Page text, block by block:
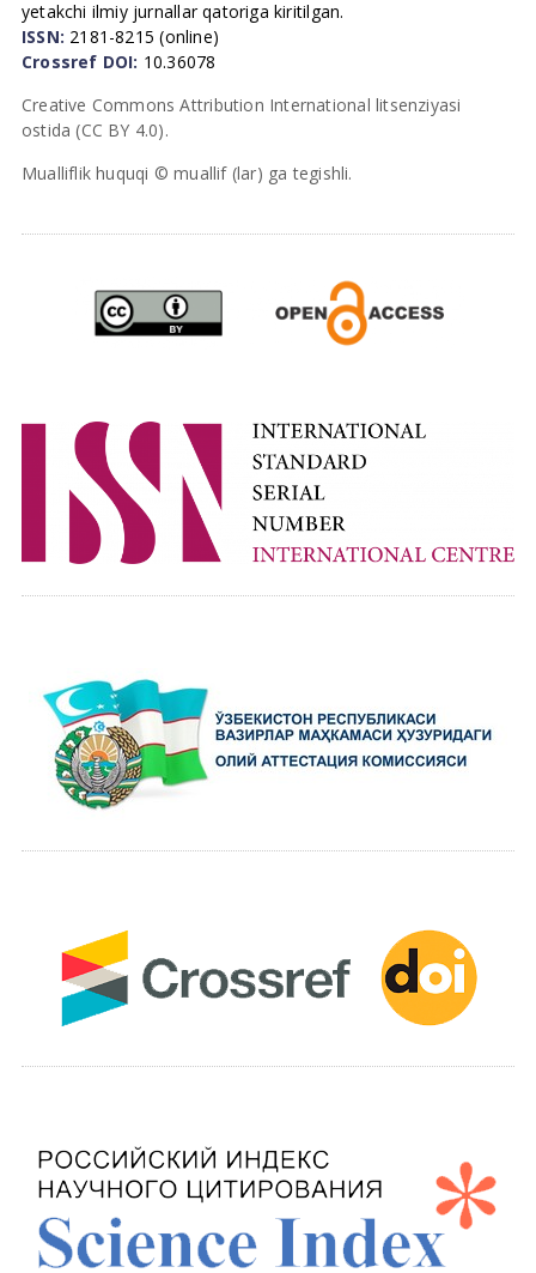
yetakchi ilmiy jurnallar qatoriga kiritilgan.
ISSN: 2181-8215 (online)
Crossref DOI: 10.36078
Creative Commons Attribution International litsenziyasi
ostida (CC BY 4.0).
Mualliflik huquqi © muallif (lar) ga tegishli.